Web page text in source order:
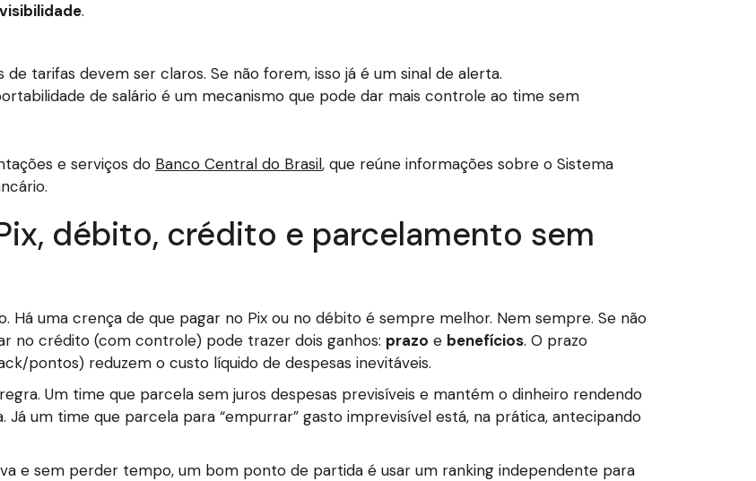
.
tarifas devem ser claros. Se não forem, isso já é um sinal de alerta.
de salário é um mecanismo que pode dar mais controle ao time sem
e serviços do Banco Central do Brasil, que reúne informações sobre o Sistema
débito, crédito e parcelamento sem
uma crença de que pagar no Pix ou no débito é sempre melhor. Nem sempre. Se não
no crédito (com controle) pode trazer dois ganhos: prazo e benefícios. O prazo
pontos) reduzem o custo líquido de despesas inevitáveis.
Um time que parcela sem juros despesas previsíveis e mantém o dinheiro rendendo
um time que parcela para “empurrar” gasto imprevisível está, na prática, antecipando
e sem perder tempo, um bom ponto de partida é usar um ranking independente para